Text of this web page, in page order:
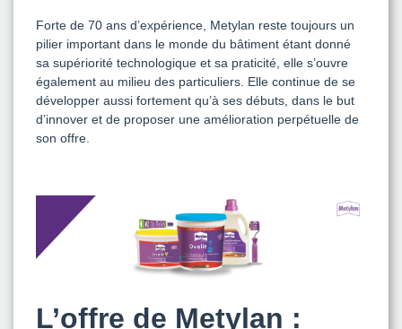
Forte de 70 ans d’expérience, Metylan reste toujours un
pilier important dans le monde du bâtiment étant donné
sa supériorité technologique et sa praticité, elle s’ouvre
également au milieu des particuliers. Elle continue de se
développer aussi fortement qu’à ses débuts, dans le but
d’innover et de proposer une amélioration perpétuelle de
son offre.
L’offre de Metylan :